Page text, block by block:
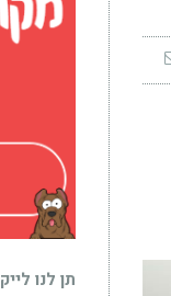
תן לנו לייק